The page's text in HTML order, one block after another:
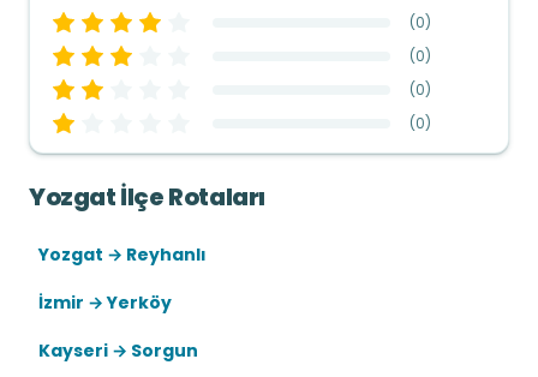
(0)
(0)
(0)
(0)
Yozgat İlçe Rotaları
Yozgat → Reyhanlı
İzmir → Yerköy
Kayseri → Sorgun